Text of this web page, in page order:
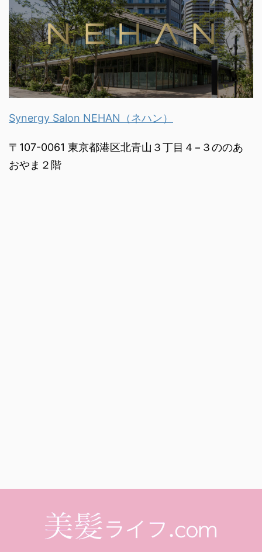
Synergy Salon NEHAN（ネハン）
〒107-0061 東京都港区北青山３丁目４−３ののあ
おやま２階